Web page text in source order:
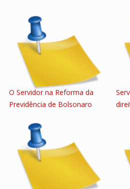
O Servidor na Reforma da
Previdência de Bolsonaro